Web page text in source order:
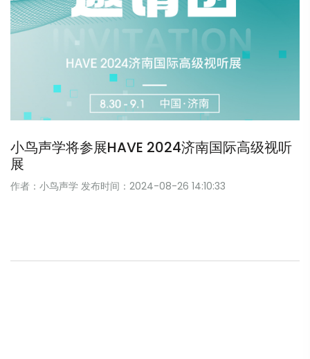
小鸟声学将参展HAVE 2024济南国际高级视听
展
作者：小鸟声学 发布时间：2024-08-26 14:10:33